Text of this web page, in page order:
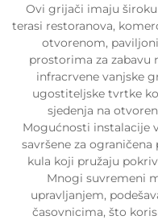
Ovi grijači imaju
terasi restoranova,
otvorenom,
prostorima za zabavu
infracrvene vanjske
ugostiteljske tvrtke
sjedenja na
Mogućnosti instalacije
savršene za
kula koji pružaju
Mnogi suvremeni
upravljanjem,
časovnicima, što